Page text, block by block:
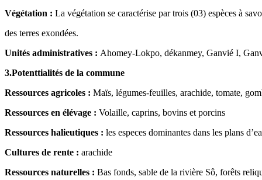
Végétation : La végétation se caractérise par trois (03) espèces à
des terres exondées.
Unités administratives : Ahomey-Lokpo, dékanmey, Ganvié I,
3.Potenttialités de la commune
Ressources agricoles : Maïs, légumes-feuilles, arachide, tomate,
Ressources en élévage : Volaille, caprins, bovins et porcins
Ressources halieutiques : les especes dominantes dans les plans
Cultures de rente : arachide
Ressources naturelles : Bas fonds, sable de la rivière Sô, forêts